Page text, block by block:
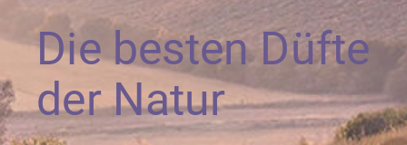
Die besten Düfte
der Natur